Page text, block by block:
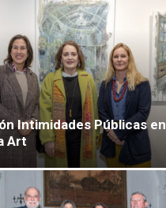
Intimidades Públicas en
Art